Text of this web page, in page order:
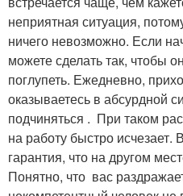
неприятная ситуация,
ничего невозможно. Если
можете сделать так, чтобы
поглупеть. Ежедневно,
оказываетесь в абсурдной
подчиняться . При таком
на работу быстро исчезает.
гарантия, что на другом
Понятно, что вас